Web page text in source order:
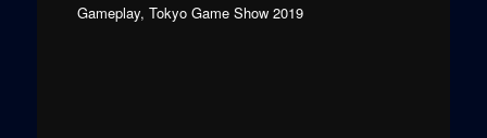
Gameplay, Tokyo Game Show 2019